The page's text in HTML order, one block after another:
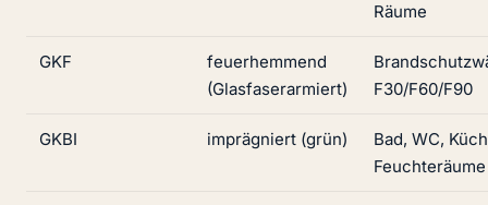
Räume
GKF
feuerhemmend
(Glasfaserarmiert)
F30/F60/F90
GKBI imprägniert (grün)
Bad, WC,
Feuchteräume